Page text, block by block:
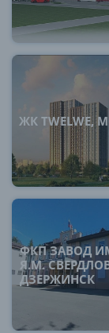
ЖК TWELWE,
ФКП ЗАВОД
Я.М.
ДЗЕРЖИНСК